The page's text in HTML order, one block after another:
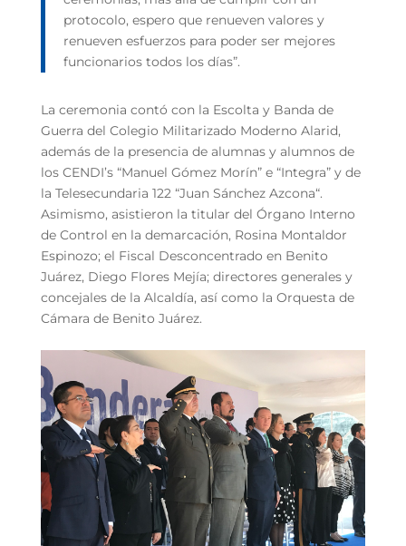
protocolo, espero que renueven valores y
renueven esfuerzos para poder ser mejores
funcionarios todos los días”.
La ceremonia contó con la Escolta y Banda de
Guerra del Colegio Militarizado Moderno Alarid,
además de la presencia de alumnas y alumnos de
los CENDI’s “Manuel Gómez Morín” e “Integra” y de
la Telesecundaria 122 “Juan Sánchez Azcona“.
Asimismo, asistieron la titular del Órgano Interno
de Control en la demarcación, Rosina Montaldor
Espinozo; el Fiscal Desconcentrado en Benito
Juárez, Diego Flores Mejía; directores generales y
concejales de la Alcaldía, así como la Orquesta de
Cámara de Benito Juárez.